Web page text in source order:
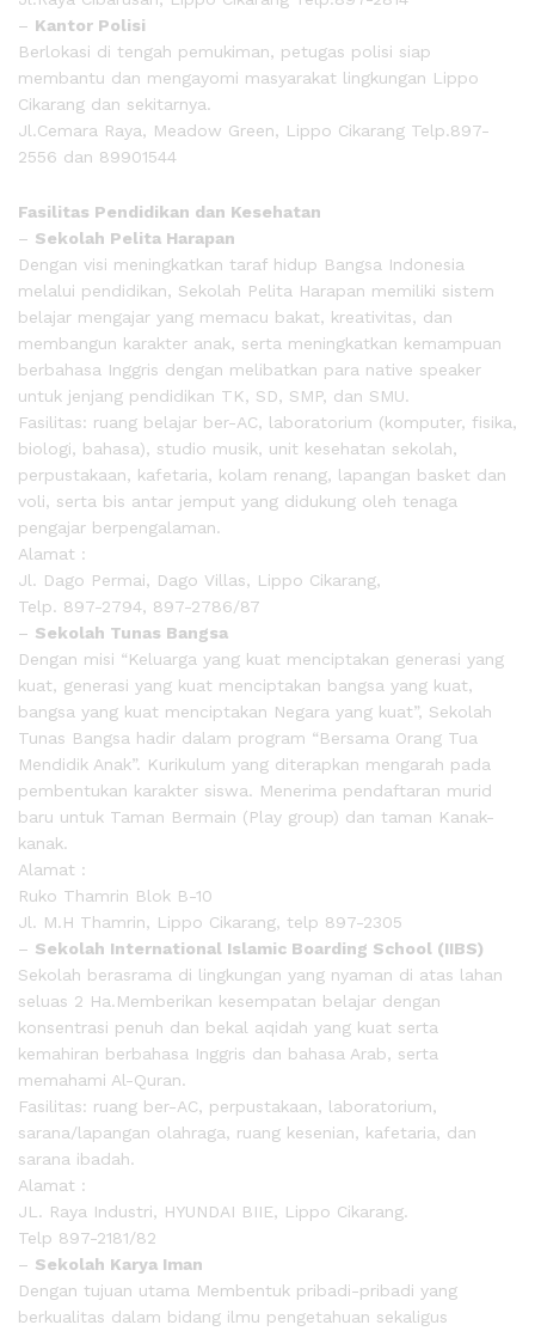
– Kantor Polisi
Berlokasi di tengah pemukiman, petugas polisi siap
membantu dan mengayomi masyarakat lingkungan Lippo
Cikarang dan sekitarnya.
Jl.Cemara Raya, Meadow Green, Lippo Cikarang Telp.897-
2556 dan 89901544
Fasilitas Pendidikan dan Kesehatan
– Sekolah Pelita Harapan
Dengan visi meningkatkan taraf hidup Bangsa Indonesia
melalui pendidikan, Sekolah Pelita Harapan memiliki sistem
belajar mengajar yang memacu bakat, kreativitas, dan
membangun karakter anak, serta meningkatkan kemampuan
berbahasa Inggris dengan melibatkan para native speaker
untuk jenjang pendidikan TK, SD, SMP, dan SMU.
Fasilitas: ruang belajar ber-AC, laboratorium (komputer, fisika,
biologi, bahasa), studio musik, unit kesehatan sekolah,
perpustakaan, kafetaria, kolam renang, lapangan basket dan
voli, serta bis antar jemput yang didukung oleh tenaga
pengajar berpengalaman.
Alamat :
Jl. Dago Permai, Dago Villas, Lippo Cikarang,
Telp. 897-2794, 897-2786/87
– Sekolah Tunas Bangsa
Dengan misi “Keluarga yang kuat menciptakan generasi yang
kuat, generasi yang kuat menciptakan bangsa yang kuat,
bangsa yang kuat menciptakan Negara yang kuat”, Sekolah
Tunas Bangsa hadir dalam program “Bersama Orang Tua
Mendidik Anak”. Kurikulum yang diterapkan mengarah pada
pembentukan karakter siswa. Menerima pendaftaran murid
baru untuk Taman Bermain (Play group) dan taman Kanak-
kanak.
Alamat :
Ruko Thamrin Blok B-10
Jl. M.H Thamrin, Lippo Cikarang, telp 897-2305
– Sekolah International Islamic Boarding School (IIBS)
Sekolah berasrama di lingkungan yang nyaman di atas lahan
seluas 2 Ha.Memberikan kesempatan belajar dengan
konsentrasi penuh dan bekal aqidah yang kuat serta
kemahiran berbahasa Inggris dan bahasa Arab, serta
memahami Al-Quran.
Fasilitas: ruang ber-AC, perpustakaan, laboratorium,
sarana/lapangan olahraga, ruang kesenian, kafetaria, dan
sarana ibadah.
Alamat :
JL. Raya Industri, HYUNDAI BIIE, Lippo Cikarang.
Telp 897-2181/82
– Sekolah Karya Iman
Dengan tujuan utama Membentuk pribadi-pribadi yang
berkualitas dalam bidang ilmu pengetahuan sekaligus